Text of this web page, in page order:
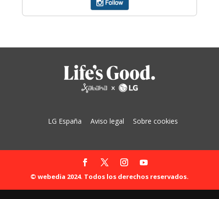
LG España Aviso legal Sobre cookies
© webedia 2024. Todos los derechos reservados.